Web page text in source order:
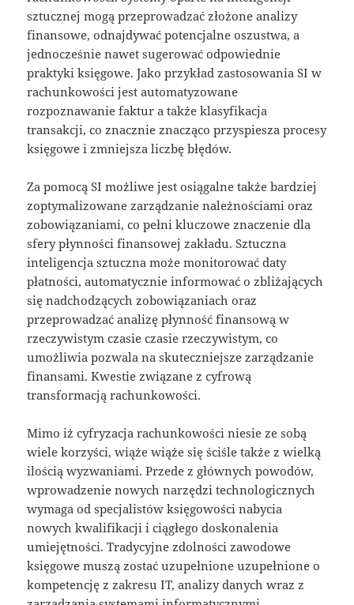
sztucznej mogą przeprowadzać złożone analizy
finansowe, odnajdywać potencjalne oszustwa, a
jednocześnie nawet sugerować odpowiednie
praktyki księgowe. Jako przykład zastosowania SI w
rachunkowości jest automatyzowane
rozpoznawanie faktur a także klasyfikacja
transakcji, co znacznie znacząco przyspiesza procesy
księgowe i zmniejsza liczbę błędów.
Za pomocą SI możliwe jest osiągalne także bardziej
zoptymalizowane zarządzanie należnościami oraz
zobowiązaniami, co pełni kluczowe znaczenie dla
sfery płynności finansowej zakładu. Sztuczna
inteligencja sztuczna może monitorować daty
płatności, automatycznie informować o zbliżających
się nadchodzących zobowiązaniach oraz
przeprowadzać analizę płynność finansową w
rzeczywistym czasie czasie rzeczywistym, co
umożliwia pozwala na skuteczniejsze zarządzanie
finansami. Kwestie związane z cyfrową
transformacją rachunkowości.
Mimo iż cyfryzacja rachunkowości niesie ze sobą
wiele korzyści, wiąże wiąże się ściśle także z wielką
ilością wyzwaniami. Przede z głównych powodów,
wprowadzenie nowych narzędzi technologicznych
wymaga od specjalistów księgowości nabycia
nowych kwalifikacji i ciągłego doskonalenia
umiejętności. Tradycyjne zdolności zawodowe
księgowe muszą zostać uzupełnione uzupełnione o
kompetencję z zakresu IT, analizy danych wraz z